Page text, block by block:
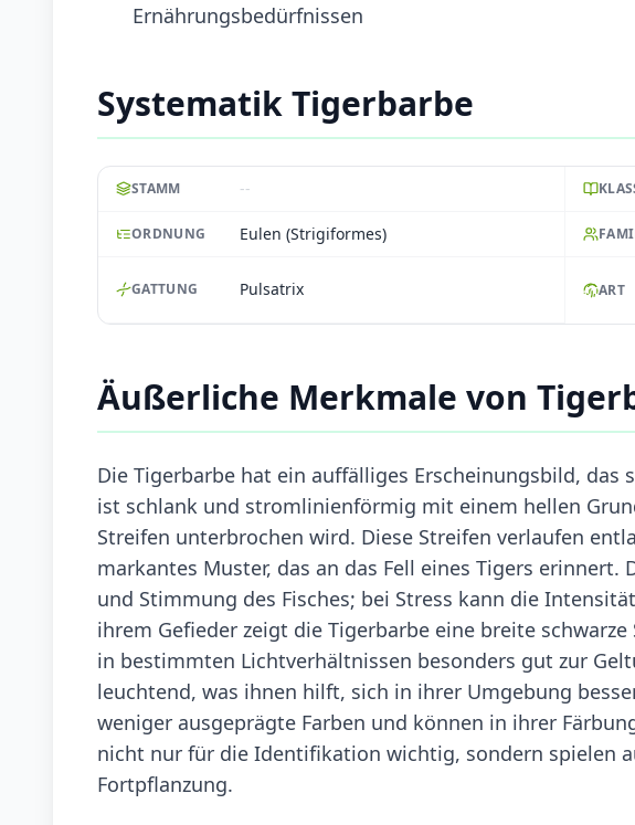
Ernährungsbedürfnissen
Systematik Tigerbarbe
STAMM --
ORDNUNG Eulen (Strigiformes)
GATTUNG Pulsatrix ART
Äußerliche Merkmale von
Die Tigerbarbe hat ein auffälliges Erscheinungsbild,
ist schlank und stromlinienförmig mit einem hellen
Streifen unterbrochen wird. Diese Streifen verlaufen
markantes Muster, das an das Fell eines Tigers
und Stimmung des Fisches; bei Stress kann die
ihrem Gefieder zeigt die Tigerbarbe eine breite
in bestimmten Lichtverhältnissen besonders gut zur
leuchtend, was ihnen hilft, sich in ihrer Umgebung
weniger ausgeprägte Farben und können in ihrer
nicht nur für die Identifikation wichtig, sondern spielen
Fortpflanzung.